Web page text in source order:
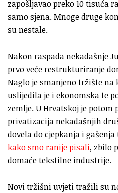
zapošljavao preko 10 tisuća
samo sjena. Mnoge druge
su nestale.
Nakon raspada nekadašnje
prvo veće restrukturiranje
Naglo je smanjeno tržište
uslijedila je i ekonomska te
zemlje. U Hrvatskoj je potom
privatizacija nekadašnjih
dovela do cjepkanja i
kako smo ranije pisali, zbilo
domaće tekstilne industrije.
Novi tržišni uvjeti tražili su